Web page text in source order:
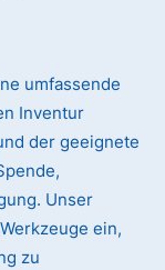
umfassende
Inventur
der geeignete
Unser
ein,
zu